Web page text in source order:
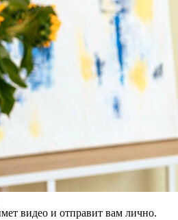
видео и отправит вам лично.